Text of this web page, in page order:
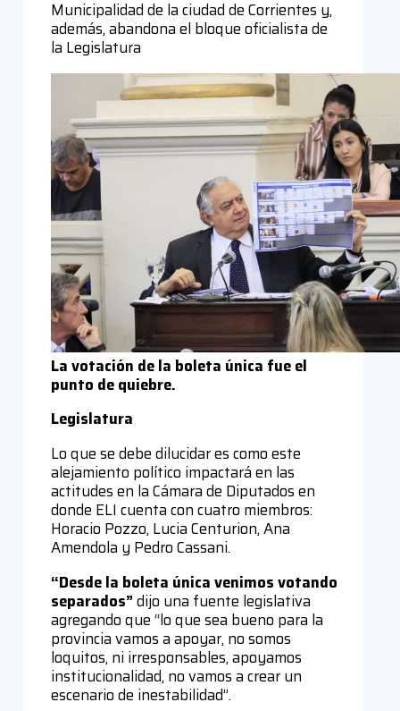
Municipalidad de la ciudad de Corrientes y,
además, abandona el bloque oficialista de
la Legislatura
La votación de la boleta única fue el
punto de quiebre.
Legislatura
Lo que se debe dilucidar es como este
alejamiento político impactará en las
actitudes en la Cámara de Diputados en
donde ELI cuenta con cuatro miembros:
Horacio Pozzo, Lucia Centurion, Ana
Amendola y Pedro Cassani.
“Desde la boleta única venimos votando
separados”dijo una fuente legislativa
agregando que “lo que sea bueno para la
provincia vamos a apoyar, no somos
loquitos, ni irresponsables, apoyamos
institucionalidad, no vamos a crear un
escenario de inestabilidad”.